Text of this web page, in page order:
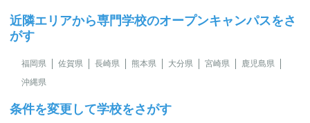
近隣エリアから専門学校のオープンキャンパスをさ
がす
福岡県 佐賀県 長崎県 熊本県 大分県 宮崎県
鹿児島県
沖縄県
条件を変更して学校をさがす